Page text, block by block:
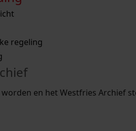
met een aantal zoektips.
met een aantal zoektips.
regeling
en het Westfries Archief
zoektips
uw zoekopdracht te